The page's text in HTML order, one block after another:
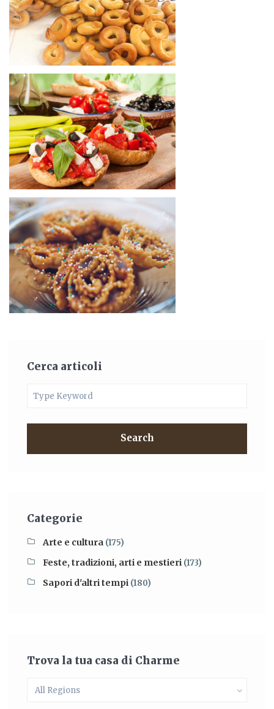
Cerca articoli
Search
Categorie
Arte e cultura (175)
Feste, tradizioni, arti e mestieri (173)
Sapori d'altri tempi (180)
Trova la tua casa di Charme
All Regions